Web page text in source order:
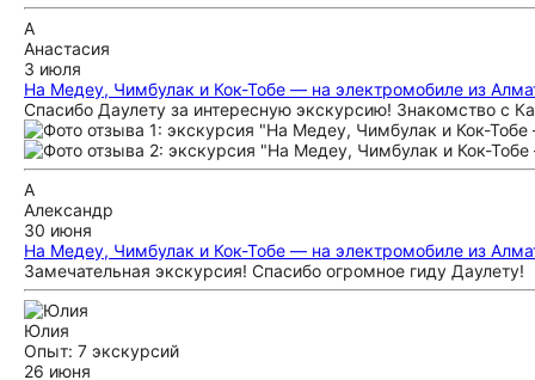
А
Анастасия
3 июля
На Медеу, Чимбулак и Кок-Тобе — на электромобиле из
Спасибо Даулету за интересную экскурсию! Знакомство с
А
Александр
30 июня
На Медеу, Чимбулак и Кок-Тобе — на электромобиле из
Замечательная экскурсия! Спасибо огромное гиду Даулету!
Юлия
Опыт: 7 экскурсий
26 июня